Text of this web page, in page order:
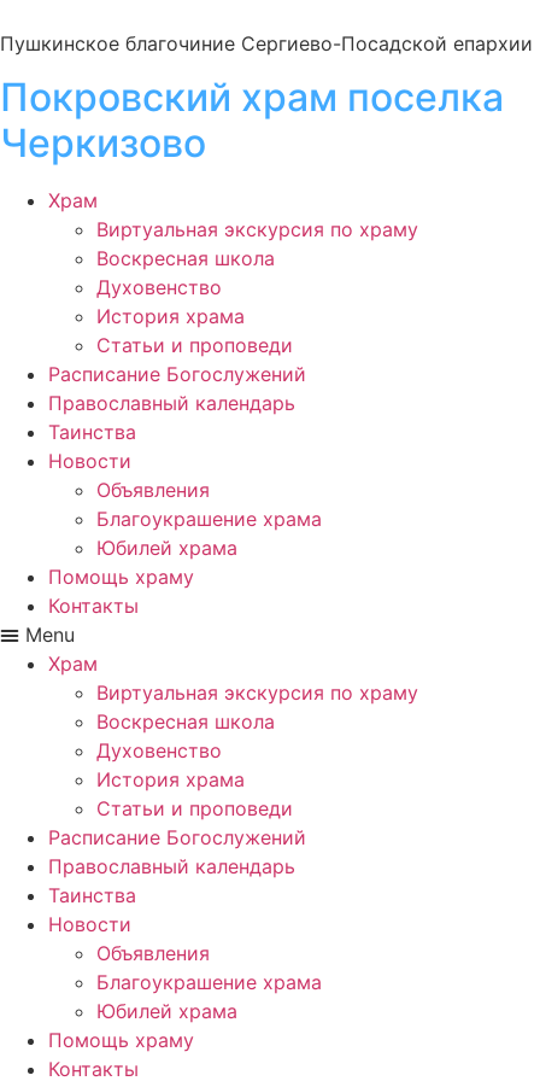
Пушкинское благочиние Сергиево-Посадской епархии
Покровский храм поселка
Черкизово
Храм
Виртуальная экскурсия по храму
Воскресная школа
Духовенство
История храма
Статьи и проповеди
Расписание Богослужений
Православный календарь
Таинства
Новости
Объявления
Благоукрашение храма
Юбилей храма
Помощь храму
Контакты
Menu
Храм
Виртуальная экскурсия по храму
Воскресная школа
Духовенство
История храма
Статьи и проповеди
Расписание Богослужений
Православный календарь
Таинства
Новости
Объявления
Благоукрашение храма
Юбилей храма
Помощь храму
Контакты